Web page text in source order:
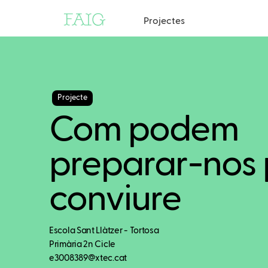
Projectes
Projecte
Com podem
preparar-nos
conviure
Escola Sant Llàtzer - Tortosa
Primària 2n Cicle
e3008389@xtec.cat